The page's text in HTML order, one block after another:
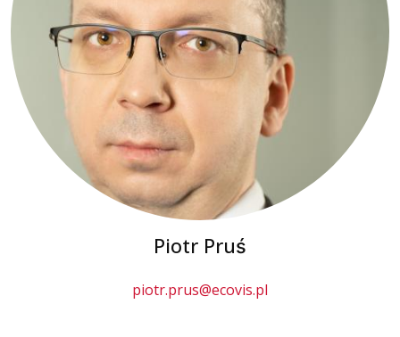
Piotr Pruś
piotr.prus@ecovis.pl